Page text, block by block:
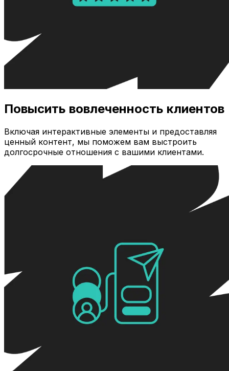
Повысить вовлеченность клиентов
Включая интерактивные элементы и предоставляя
ценный контент, мы поможем вам выстроить
долгосрочные отношения с вашими клиентами.